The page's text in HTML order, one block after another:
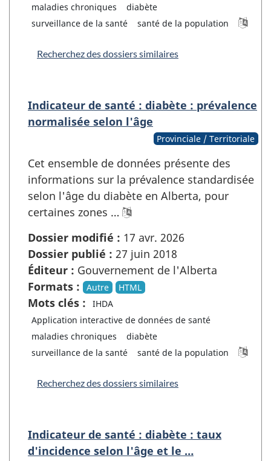
maladies chroniques
diabète
surveillance de la santé
santé de la population
Recherchez des dossiers similaires
Indicateur de santé : diabète : prévalence
normalisée selon l'âge
Provinciale / Territoriale
Cet ensemble de données présente des
informations sur la prévalence standardisée
selon l'âge du diabète en Alberta, pour
certaines zones …
Dossier modifié : 17 avr. 2026
Dossier publié : 27 juin 2018
Éditeur : Gouvernement de l'Alberta
Formats :
Autre HTML
Mots clés :
IHDA
Application interactive de données de santé
maladies chroniques
diabète
surveillance de la santé
santé de la population
Recherchez des dossiers similaires
Indicateur de santé : diabète : taux
d'incidence selon l'âge et le …